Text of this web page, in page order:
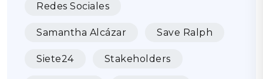
Redes Sociales
Samantha Alcázar Save Ralph
Siete24 Stakeholders